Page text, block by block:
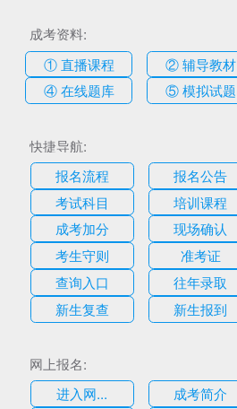
成考资料:
① 直播课程
② 辅导教材
④ 在线题库
⑤ 模拟试题
快捷导航:
报名流程
报名公告
考试科目
培训课程
成考加分
现场确认
考生守则
准考证
查询入口
往年录取
新生复查
新生报到
网上报名:
进入网...
成考简介